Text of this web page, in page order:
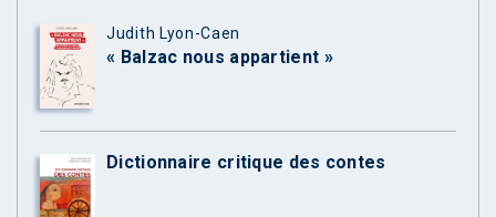
Judith Lyon-Caen
« Balzac nous appartient »
Dictionnaire critique des contes